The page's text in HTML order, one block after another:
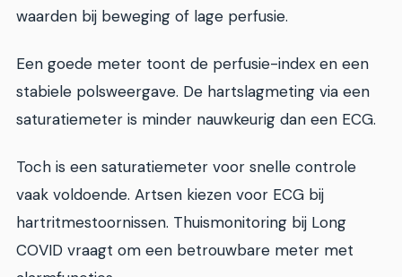
waarden bij beweging of lage perfusie.
Een goede meter toont de perfusie-index en een
stabiele polsweergave. De hartslagmeting via een
saturatiemeter is minder nauwkeurig dan een ECG.
Toch is een saturatiemeter voor snelle controle
vaak voldoende. Artsen kiezen voor ECG bij
hartritmestoornissen. Thuismonitoring bij Long
COVID vraagt om een betrouwbare meter met